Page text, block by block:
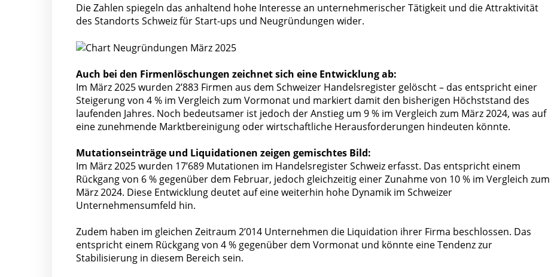
Die Zahlen spiegeln das anhaltend hohe Interesse an unternehmerischer Tätigkeit und die Attraktivität
des Standorts Schweiz für Start-ups und Neugründungen wider.
Auch bei den Firmenlöschungen zeichnet sich eine Entwicklung ab:
Im März 2025 wurden 2’883 Firmen aus dem Schweizer Handelsregister gelöscht – das entspricht einer
Steigerung von 4 % im Vergleich zum Vormonat und markiert damit den bisherigen Höchststand des
laufenden Jahres. Noch bedeutsamer ist jedoch der Anstieg um 9 % im Vergleich zum März 2024, was auf
eine zunehmende Marktbereinigung oder wirtschaftliche Herausforderungen hindeuten könnte.
Mutationseinträge und Liquidationen zeigen gemischtes Bild:
Im März 2025 wurden 17’689 Mutationen im Handelsregister Schweiz erfasst. Das entspricht einem
Rückgang von 6 % gegenüber dem Februar, jedoch gleichzeitig einer Zunahme von 10 % im Vergleich zum
März 2024. Diese Entwicklung deutet auf eine weiterhin hohe Dynamik im Schweizer
Unternehmensumfeld hin.
Zudem haben im gleichen Zeitraum 2’014 Unternehmen die Liquidation ihrer Firma beschlossen. Das
entspricht einem Rückgang von 4 % gegenüber dem Vormonat und könnte eine Tendenz zur
Stabilisierung in diesem Bereich sein.